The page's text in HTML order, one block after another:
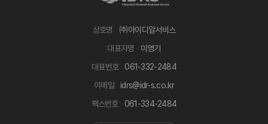
상호명
㈜아이디알서비스
대표자명
이영기
대표번호
‍061-332-2484
이메일
idrs‍@idr-s.co.kr
팩스번호
‍061-334-2484